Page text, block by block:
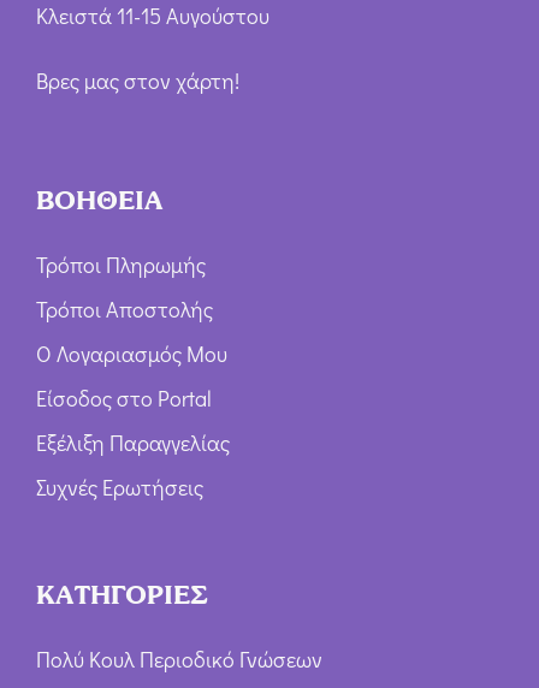
Κλειστά 11-15 Αυγούστου
Βρες μας στον χάρτη!
ΒΟΗΘΕΙΑ
Τρόποι Πληρωμής
Τρόποι Αποστολής
Ο Λογαριασμός Μου
Είσοδος στο Portal
Εξέλιξη Παραγγελίας
Συχνές Ερωτήσεις
ΚΑΤΗΓΟΡΙΕΣ
Πολύ Κουλ Περιοδικό Γνώσεων